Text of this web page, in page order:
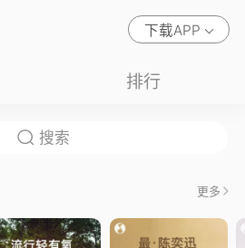
下载APP
排行
更多